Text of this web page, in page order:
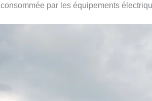
consommée par les équipements